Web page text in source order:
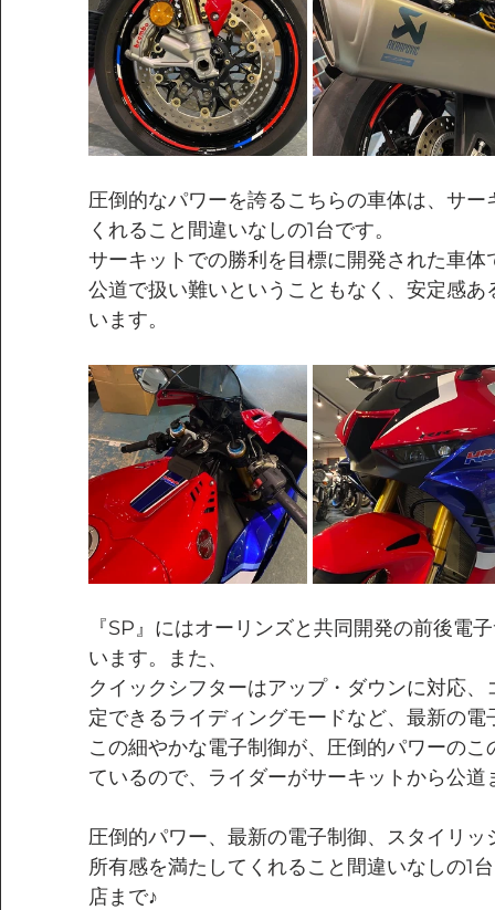
圧倒的なパワーを誇るこちらの車体は、サ
くれること間違いなしの1台です。
サーキットでの勝利を目標に開発された車
公道で扱い難いということもなく、安定感
います。
『SP』にはオーリンズと共同開発の前後電
います。また、
クイックシフターはアップ・ダウンに対応
定できるライディングモードなど、最新の
この細やかな電子制御が、圧倒的パワーの
ているので、ライダーがサーキットから公
圧倒的パワー、最新の電子制御、スタイリ
所有感を満たしてくれること間違いなしの1
店まで♪